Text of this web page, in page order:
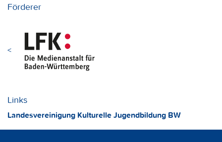
Förderer
<
Links
Landesvereinigung Kulturelle Jugendbildung BW